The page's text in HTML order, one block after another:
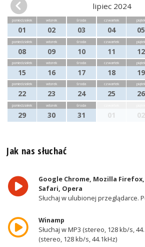
lipiec 2024
poniedziałek
01
wtorek
02
środa
03
czwartek
04
piątek
05
poniedziałek
08
wtorek
09
środa
10
czwartek
11
piątek
12
poniedziałek
15
wtorek
16
środa
17
czwartek
18
piątek
19
poniedziałek
22
wtorek
23
środa
24
czwartek
25
piątek
26
poniedziałek
29
wtorek
30
środa
31 01 02
Jak nas słuchać
Google Chrome, Mozilla
Safari, Opera
Słuchaj w ulubionej przeglądarce.
Winamp
Słuchaj w MP3 (stereo, 128 kb/s,
(stereo, 128 kb/s, 44.1kHz)